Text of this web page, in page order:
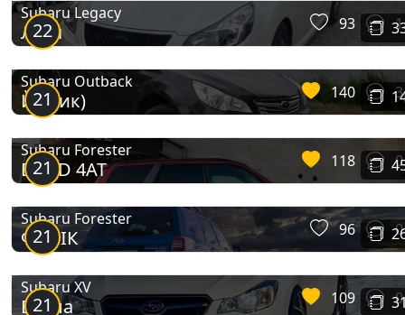
22
Subaru Legacy
Леся 93 1
21
Subaru Outback
Йожик) 140 3
21
Subaru Forester
DCCD 4AT 118 0
21
Subaru Forester
ФОРІК 96 0
21
Subaru XV
Белла 109 0